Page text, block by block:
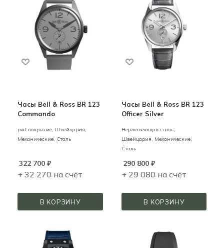
Часы Bell & Ross BR 123
Commando
pvd покрытие, Швейцария,
Механические, Сталь
322 700 ₽
+ 32 270 на счёт
В КОРЗИНУ
Часы Bell & Ross BR 123
Officer Silver
Нержавеющая сталь,
Швейцария,
Механические,
Сталь
290 800₽
+ 29 080 на счёт
В КОРЗИНУ